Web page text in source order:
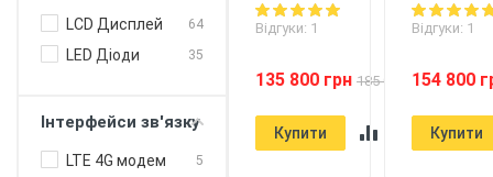
LCD Дисплей 64
LED Діоди 35
Інтерфейси зв'язку
LTE 4G модем 5
Відгуки: 1
135 800 грн 185 000 грн
Купити
Відгуки: 1
154 800
Купити